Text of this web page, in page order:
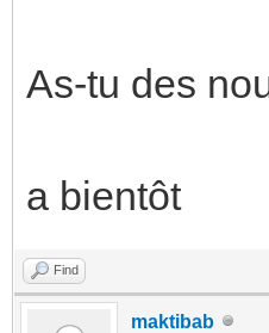
As-tu des
a bientôt
Find
maktibab